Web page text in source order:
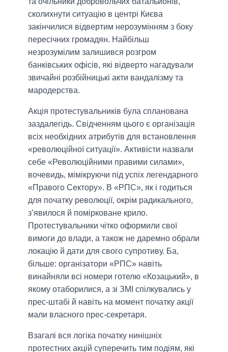
сколихнути ситуацію в центрі Києва
закінчилися відвертим нерозумінням з боку
пересічних громадян. Найбільш
незрозумілим залишився розгром
банківських офісів, які відверто нагадували
звичайні розбійницькі акти вандалізму та
мародерства.
Акція протестувальників була спланована
заздалегідь. Свідченням цього є організація
всіх необхідних атрибутів для встановлення
«революційної ситуації». Активісти назвали
себе «Революційними правими силами»,
вочевидь, мімікруючи під успіх легендарного
«Правого Сектору». В «РПС», як і годиться
для початку революції, окрім радикального,
з’явилося й помірковане крило.
Протестувальники чітко оформили свої
вимоги до влади, а також не даремно обрали
локацію й дати для свого супротиву. Ба,
більше: організатори «РПС» навіть
винайняли всі номери готелю «Козацький», в
якому отаборилися, а зі ЗМІ спілкувались у
прес-штабі й навіть на момент початку акції
мали власного прес-секретаря.
Взагалі вся логіка початку нинішніх
протестних акцій суперечить тим подіям, які